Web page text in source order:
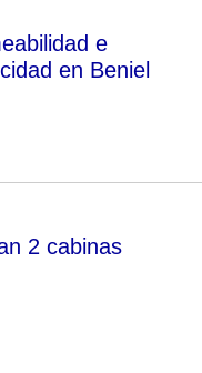
e
en Beniel
2 cabinas